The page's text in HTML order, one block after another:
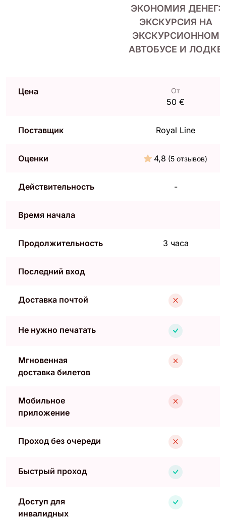
ЭКОНОМИЯ ДЕНЕГ:
ЭКСКУРСИЯ НА
ЭКСКУРСИОННОМ
АВТОБУСЕ И ЛОДКЕ
Цена От
50 €
Поставщик Royal Line
Оценки 4,8 (5 отзывов)
Действительность -
Время начала
Продолжительность 3 часа
Последний вход
Доставка почтой
Не нужно печатать
Мгновенная
доставка билетов
Мобильное
приложение
Проход без очереди
Быстрый проход
Доступ для
инвалидных